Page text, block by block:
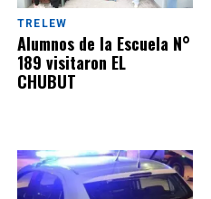
TRELEW
Alumnos de la Escuela N°
189 visitaron EL
CHUBUT